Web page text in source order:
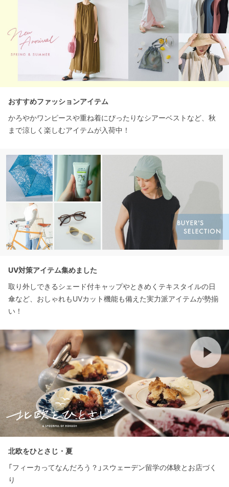
おすすめファッションアイテム
かろやかワンピースや重ね着にぴったりなシアーベストなど、秋
まで涼しく楽しむアイテムが入荷中！
UV対策アイテム集めました
取り外しできるシェード付キャップやときめくテキスタイルの日
傘など、おしゃれもUVカット機能も備えた実力派アイテムが勢揃
い！
北欧をひとさじ・夏
「フィーカってなんだろう？」スウェーデン留学の体験とお店づく
り